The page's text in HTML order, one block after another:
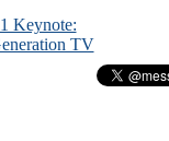
Keynote:
TV